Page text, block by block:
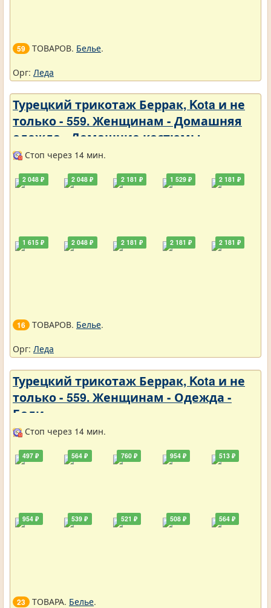
59 ТОВАРОВ. Белье.
Орг: Леда
Турецкий трикотаж Беррак, Kota и не
только - 559. Женщинам - Домашняя
одежда - Домашние костюмы
Стоп через 14 мин.
2 048 ₽
1 615 ₽
2 048 ₽
2 048 ₽
2 181 ₽
2 181 ₽
1 529 ₽
2 181 ₽
2 181 ₽
2 181 ₽
16 ТОВАРОВ. Белье.
Орг: Леда
Турецкий трикотаж Беррак, Kota и не
только - 559. Женщинам - Одежда -
Боди
Стоп через 14 мин.
497 ₽
954 ₽
564 ₽
539 ₽
760 ₽
521 ₽
954 ₽
508 ₽
513 ₽
564 ₽
23 ТОВАРА. Белье.